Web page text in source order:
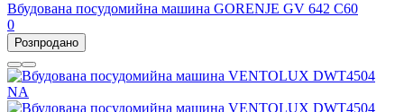
Вбудована посудомийна машина GORENJE GV 642 C60
0
Розпродано